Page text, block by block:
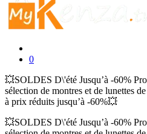
0
💥SOLDES D\'été Jusqu’à -60%
sélection de montres et de lunettes
à prix réduits jusqu’à -60%💥
💥SOLDES D\'été Jusqu’à -60%